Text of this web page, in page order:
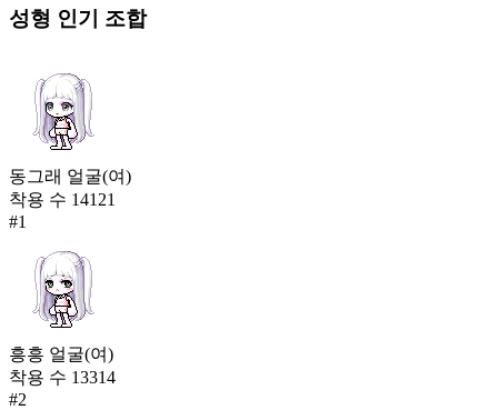
성형 인기 조합
동그래 얼굴(여)
착용 수 14121
#1
흥흥 얼굴(여)
착용 수 13314
#2